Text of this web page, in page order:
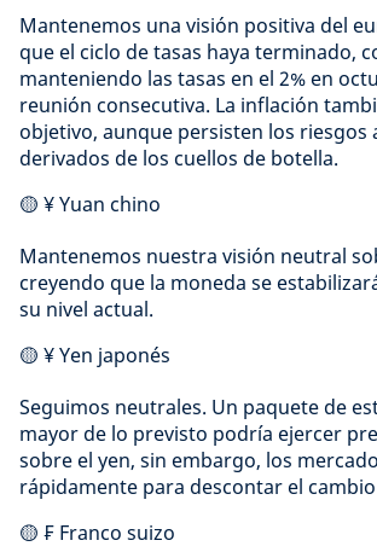
Mantenemos una visión positiva del
que el ciclo de tasas haya terminado,
manteniendo las tasas en el 2% en
reunión consecutiva. La inflación
objetivo, aunque persisten los riesgos
derivados de los cuellos de botella.
🟡 ¥ Yuan chino
Mantenemos nuestra visión neutral
creyendo que la moneda se
su nivel actual.
🟡 ¥ Yen japonés
Seguimos neutrales. Un paquete de
mayor de lo previsto podría ejercer
sobre el yen, sin embargo, los
rápidamente para descontar el
🟡 ₣ Franco suizo